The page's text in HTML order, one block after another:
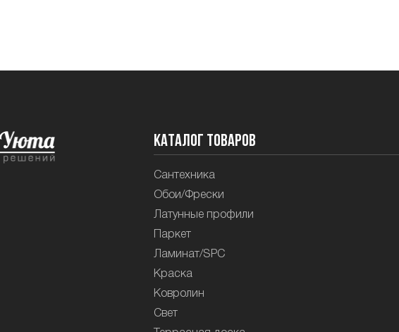
Каталог товаров
Сантехника
Обои/Фрески
Латунные профили
Паркет
Ламинат/SPC
Краска
Ковролин
Свет